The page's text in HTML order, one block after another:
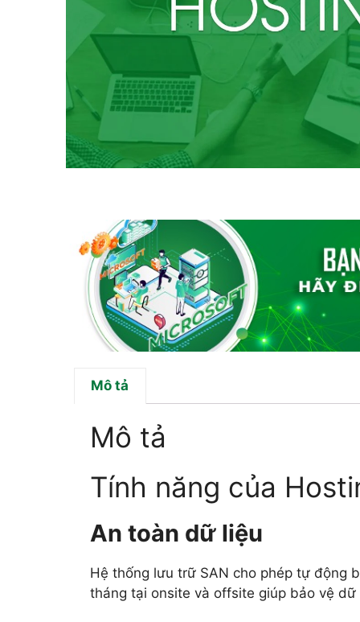
Mô tả
Mô tả
Tính năng của
An toàn dữ liệu
Hệ thống lưu trữ SAN cho phép tự động
tháng tại onsite và offsite giúp bảo vệ